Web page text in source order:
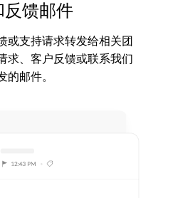
反馈邮件
或支持请求转发给相关团
求、客户反馈或联系我们
的邮件。